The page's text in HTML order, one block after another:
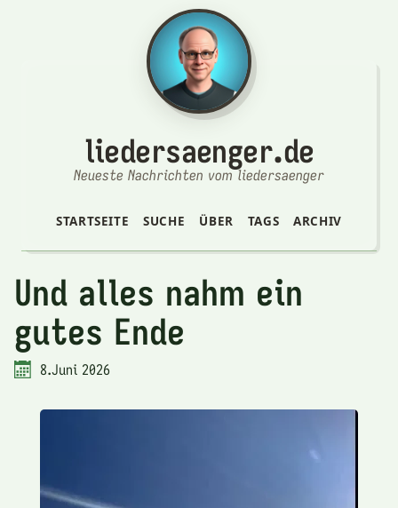
liedersaenger.de
Neueste Nachrichten vom liedersaenger
STARTSEITE SUCHE ÜBER TAGS ARCHIV
Und alles nahm ein
gutes Ende
8.Juni 2026